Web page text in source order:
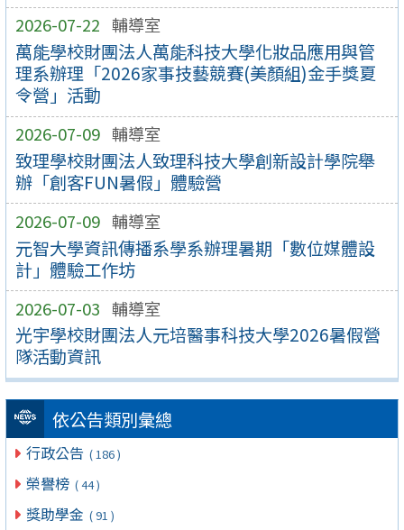
2026-07-22 輔導室
萬能學校財團法人萬能科技大學化妝品應用與管
理系辦理「2026家事技藝競賽(美顏組)金手獎夏
令營」活動
2026-07-09 輔導室
致理學校財團法人致理科技大學創新設計學院舉
辦「創客FUN暑假」體驗營
2026-07-09 輔導室
元智大學資訊傳播系學系辦理暑期「數位媒體設
計」體驗工作坊
2026-07-03 輔導室
光宇學校財團法人元培醫事科技大學2026暑假營
隊活動資訊
依公告類別彙總
行政公告 ( 186 )
榮譽榜 ( 44 )
獎助學金 ( 91 )